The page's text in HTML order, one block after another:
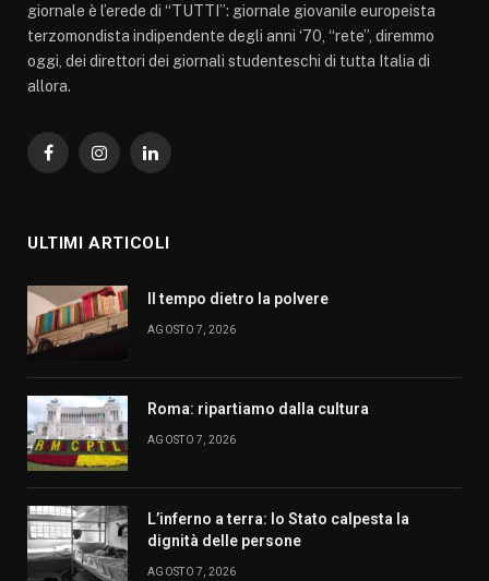
giornale è l’erede di “TUTTI”: giornale giovanile europeista
terzomondista indipendente degli anni ‘70, “rete”, diremmo
oggi, dei direttori dei giornali studenteschi di tutta Italia di
allora.
FacebookInstagramLinkedIn
ULTIMI ARTICOLI
Il tempo dietro la polvere
AGOSTO 7, 2026
Roma: ripartiamo dalla cultura
AGOSTO 7, 2026
L’inferno a terra: lo Stato calpesta la
dignità delle persone
AGOSTO 7, 2026